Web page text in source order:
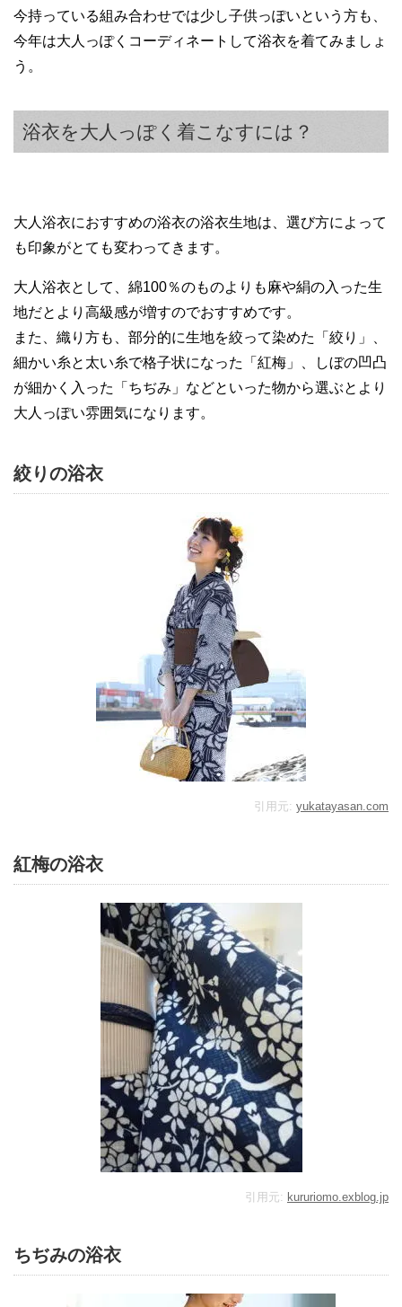
今持っている組み合わせでは少し子供っぽいという方も、
今年は大人っぽくコーディネートして浴衣を着てみましょ
う。
浴衣を大人っぽく着こなすには？
大人浴衣におすすめの浴衣の浴衣生地は、選び方によって
も印象がとても変わってきます。
大人浴衣として、綿100％のものよりも麻や絹の入った生
地だとより高級感が増すのでおすすめです。
また、織り方も、部分的に生地を絞って染めた「絞り」、
細かい糸と太い糸で格子状になった「紅梅」、しぼの凹凸
が細かく入った「ちぢみ」などといった物から選ぶとより
大人っぽい雰囲気になります。
絞りの浴衣
引用元: yukatayasan.com
紅梅の浴衣
引用元: kururiomo.exblog.jp
ちぢみの浴衣